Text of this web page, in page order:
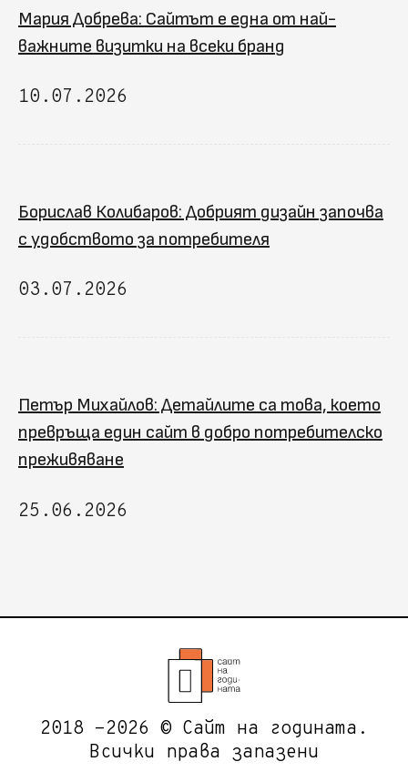
Мария Добрева: Сайтът е една от най-
важните визитки на всеки бранд
10.07.2026
Борислав Колибаров: Добрият дизайн започва
с удобството за потребителя
03.07.2026
Петър Михайлов: Детайлите са това, което
превръща един сайт в добро потребителско
преживяване
25.06.2026
2018 -2026 © Сайт на годината.
Всички права запазени